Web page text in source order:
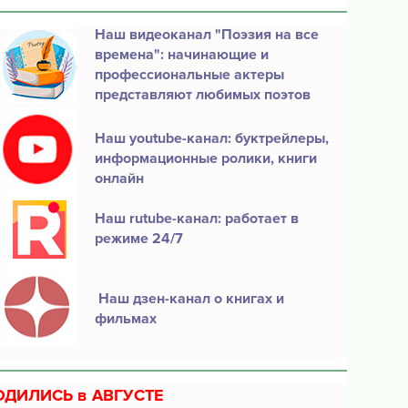
Наш видеоканал "Поэзия на все
времена": начинающие и
профессиональные актеры
представляют любимых поэтов
Наш youtube-канал: буктрейлеры,
информационные ролики, книги
онлайн
Наш rutube-канал: работает в
режиме 24/7
Наш дзен-канал о книгах и
фильмах
в АВГУСТЕ